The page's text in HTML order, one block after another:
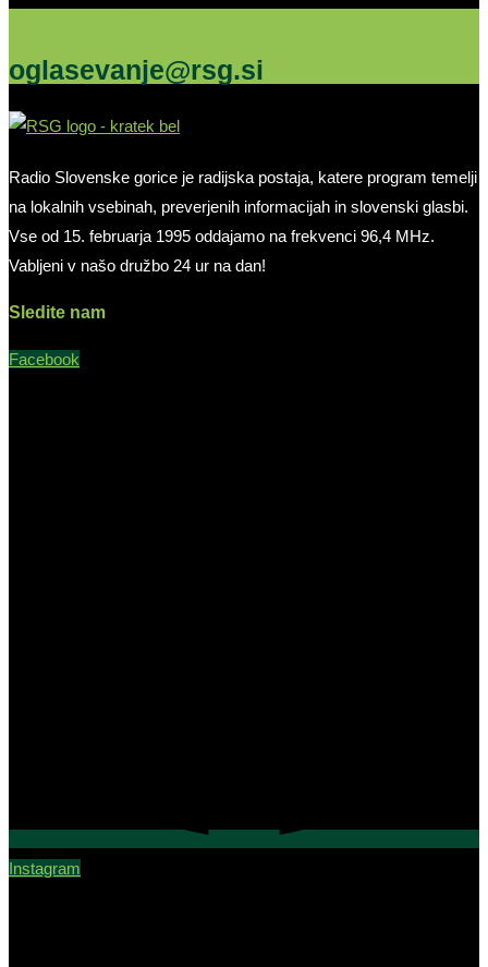
oglasevanje@rsg.si
Radio Slovenske gorice je radijska postaja, katere program temelji
na lokalnih vsebinah, preverjenih informacijah in slovenski glasbi.
Vse od 15. februarja 1995 oddajamo na frekvenci 96,4 MHz.
Vabljeni v našo družbo 24 ur na dan!
Sledite nam
Facebook
Instagram